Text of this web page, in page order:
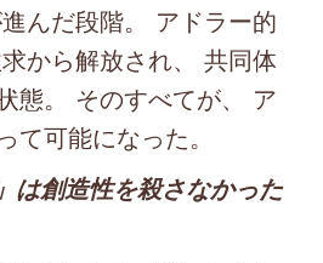
んだ段階。 アドラー的
から解放され、 共同体
態。 そのすべてが、 ア
て可能になった。
は創造性を殺さなかった